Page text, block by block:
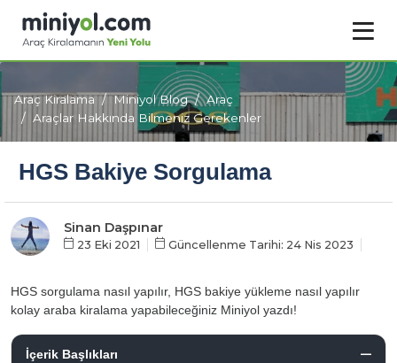
Araç Kiralama Miniyol Blog
Araç
Araçlar Hakkında Bilmeniz Gerekenler
HGS Bakiye Sorgulama
Sinan Daşpınar
23 Eki 2021 Güncellenme Tarihi: 24 Nis 2023
HGS sorgulama nasıl yapılır, HGS bakiye yükleme nasıl yapılır
kolay araba kiralama yapabileceğiniz Miniyol yazdı!
İçerik Başlıkları